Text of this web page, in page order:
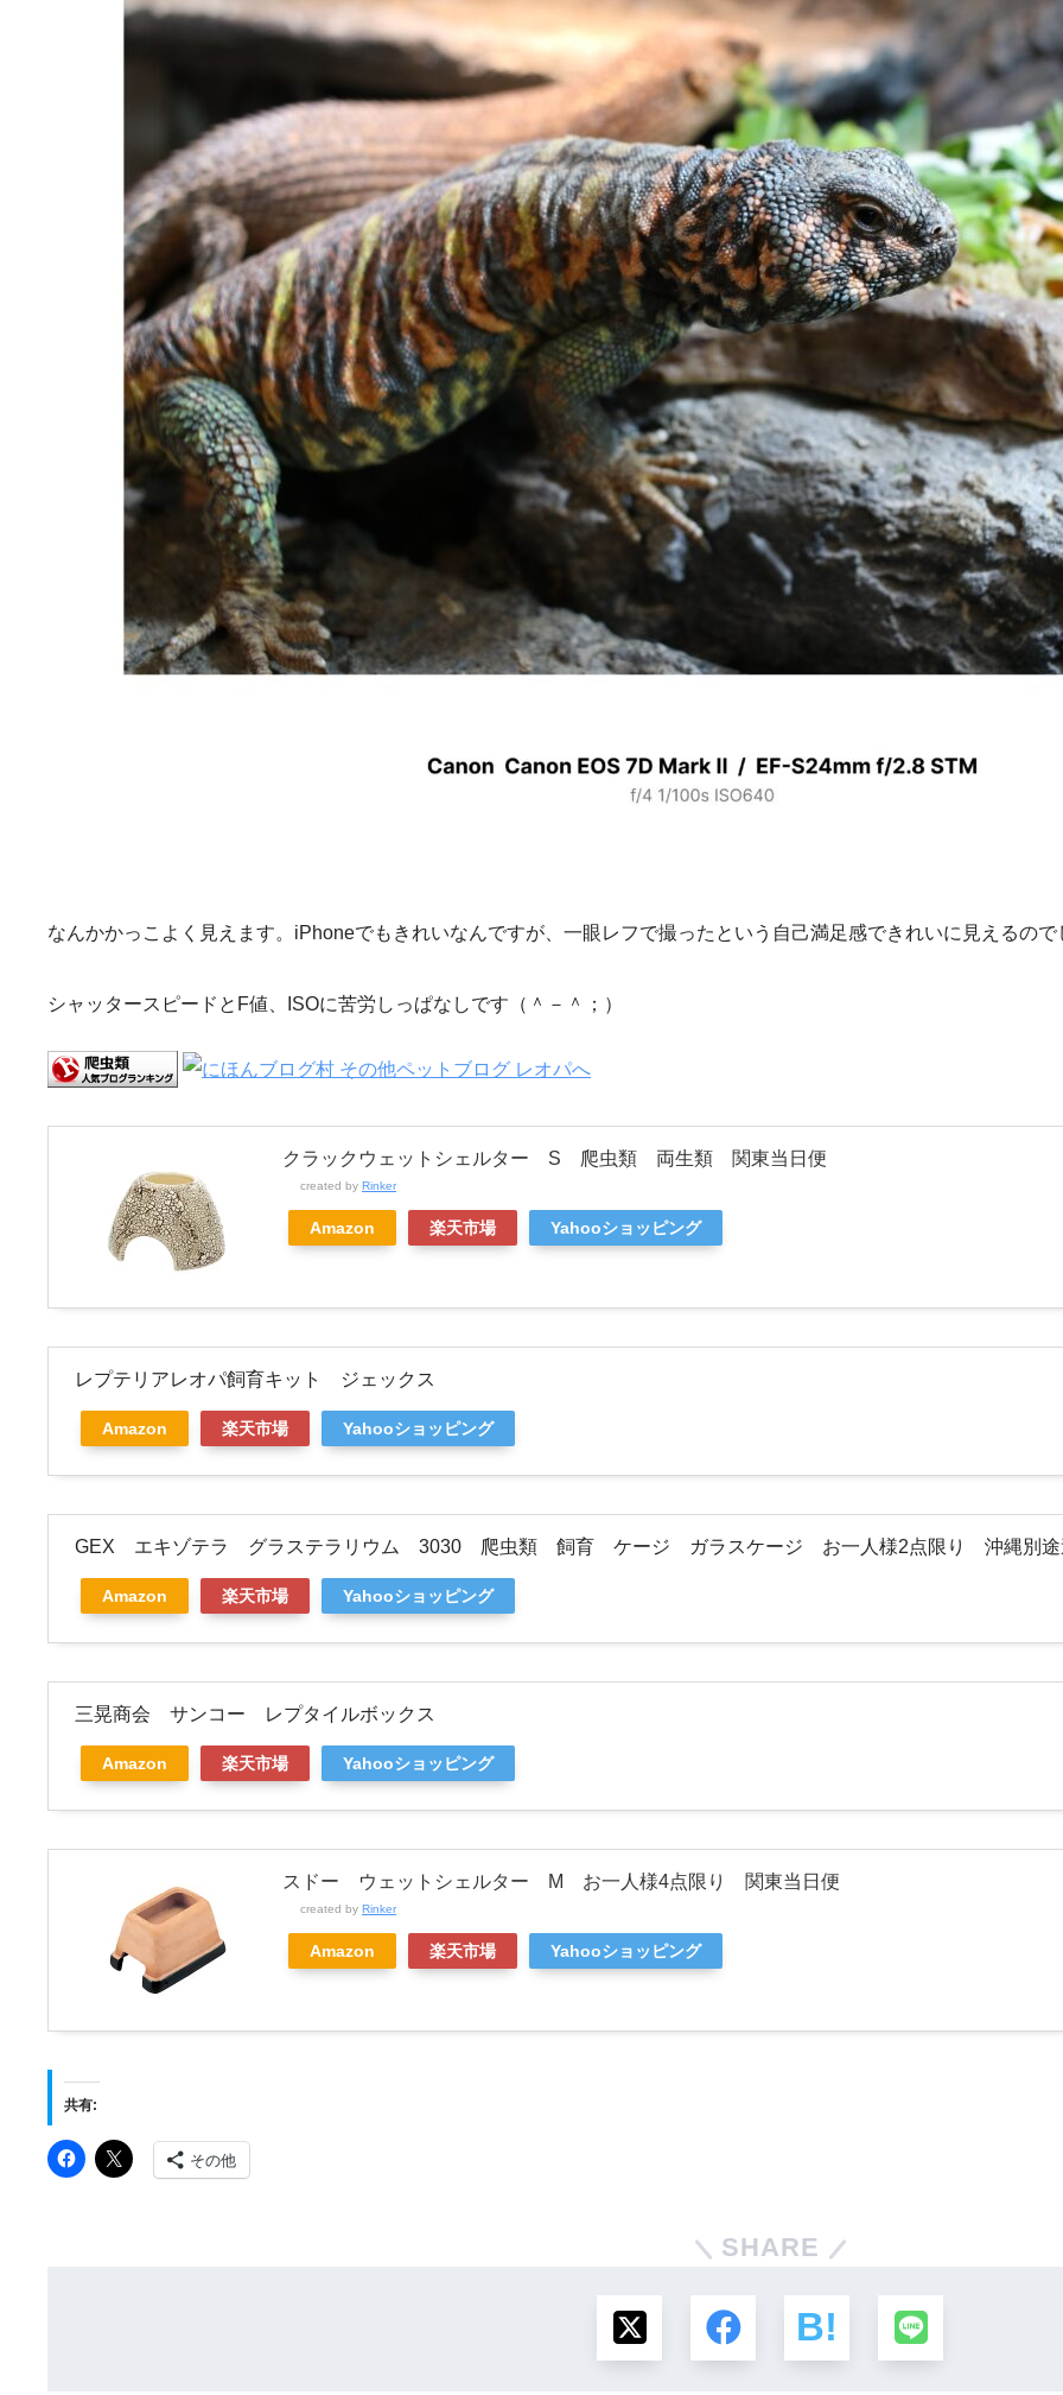
なんかかっこよく見えます。iPhoneでもきれいなんですが、一眼レフで撮ったという自己満足感できれいに見えるので
シャッタースピードとF値、ISOに苦労しっぱなしです（＾－＾；）
クラックウェットシェルター S 爬虫類 両生類 関東当日便
created by Rinker
Amazon 楽天市場 Yahooショッピング
レプテリアレオパ飼育キット ジェックス
Amazon 楽天市場 Yahooショッピング
GEX エキゾテラ グラステラリウム 3030 爬虫類 飼育 ケージ ガラスケージ お一人様2点限り 沖縄別途
Amazon 楽天市場 Yahooショッピング
三晃商会 サンコー レプタイルボックス
Amazon 楽天市場 Yahooショッピング
スドー ウェットシェルター M お一人様4点限り 関東当日便
created by Rinker
Amazon 楽天市場 Yahooショッピング
共有:
その他
SHARE